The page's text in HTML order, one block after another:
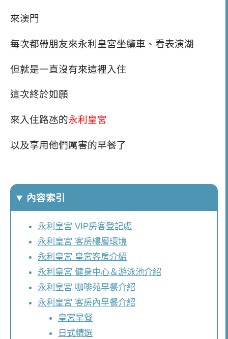
來澳門
每次都帶朋友來永利皇宮坐纜車、看表演湖
但就是一直沒有來這裡入住
這次終於如願
來入住路氹的永利皇宮
以及享用他們厲害的早餐了
內容索引
永利皇宮 VIP房客登記處
永利皇宮 客房樓層環境
永利皇宮 皇宮客房介紹
永利皇宮 健身中心＆游泳池介紹
永利皇宮 咖啡苑早餐介紹
永利皇宮 客房內早餐介紹
皇宮早餐
日式精選